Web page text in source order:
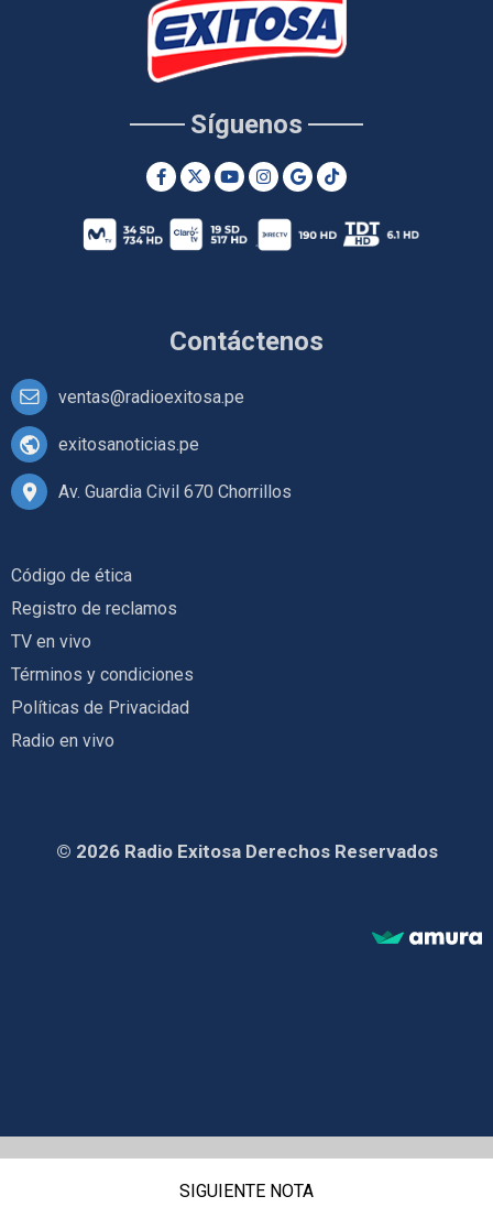
Contáctenos
ventas@radioexitosa.pe
exitosanoticias.pe
Av. Guardia Civil 670 Chorrillos
Síguenos
Código de ética
Registro de reclamos
TV en vivo
Términos y condiciones
Políticas de Privacidad
Radio en vivo
© 2026 Radio Exitosa Derechos Reservados
SIGUIENTE NOTA